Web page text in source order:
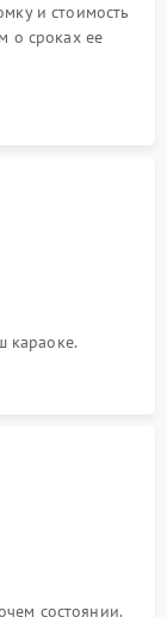
и стоимость
о сроках ее
караоке.
состоянии.